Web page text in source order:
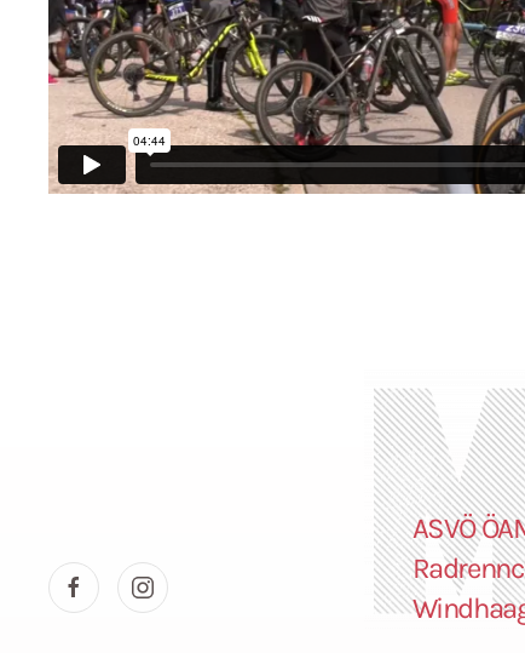
ASVÖ